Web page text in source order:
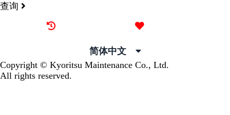
查询
简体中文
Copyright © Kyoritsu Maintenance Co., Ltd.
All rights reserved.